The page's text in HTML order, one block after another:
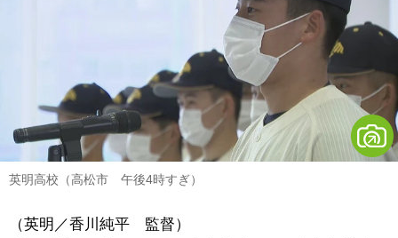
英明高校（高松市 午後4時すぎ）
（英明／香川純平 監督）